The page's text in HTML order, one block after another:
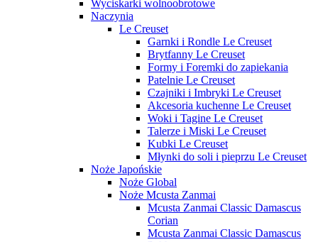
Wyciskarki wolnoobrotowe
Naczynia
Le Creuset
Garnki i Rondle Le Creuset
Brytfanny Le Creuset
Formy i Foremki do zapiekania
Patelnie Le Creuset
Czajniki i Imbryki Le Creuset
Akcesoria kuchenne Le Creuset
Woki i Tagine Le Creuset
Talerze i Miski Le Creuset
Kubki Le Creuset
Młynki do soli i pieprzu Le Creuset
Noże Japońskie
Noże Global
Noże Mcusta Zanmai
Mcusta Zanmai Classic Damascus
Corian
Mcusta Zanmai Classic Damascus